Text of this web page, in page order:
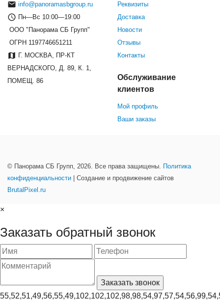
info@panoramasbgroup.ru
Пн—Вс 10:00—19:00
ООО "Панорама СБ Групп"
ОГРН 1197746651211
Г. МОСКВА, ПР-КТ
ВЕРНАДСКОГО, Д. 89, К. 1,
ПОМЕЩ. 86
Реквизиты
Доставка
Новости
Отзывы
Контакты
Обслуживание
клиентов
Мой профиль
Ваши заказы
© Панорама СБ Групп, 2026. Все права защищены. Политика
конфиденциальности | Создание и продвижение сайтов
BrutalPixel.ru
×
Заказать обратный звонок